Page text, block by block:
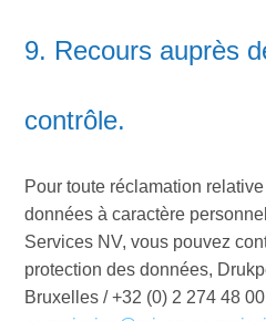
9. Recours auprès
contrôle.
Pour toute réclamation
données à caractère
Services NV, vous pouvez
protection des données,
Bruxelles / +32 (0) 2 274 48 00